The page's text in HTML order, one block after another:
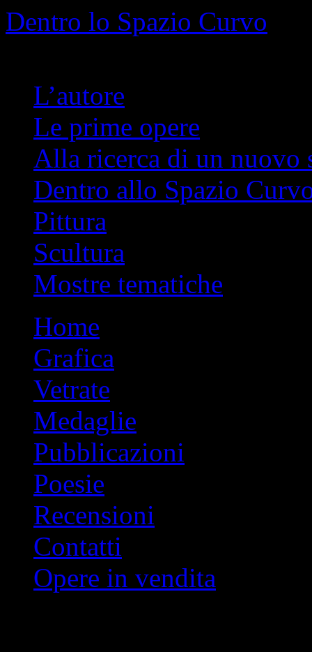
Dentro lo Spazio Curvo
L’autore
Le prime opere
Alla ricerca di un nuovo
Dentro allo Spazio
Pittura
Scultura
Mostre tematiche
contenutoHome
Grafica
Vetrate
Medaglie
Pubblicazioni
Poesie
Recensioni
Contatti
Opere in vendita